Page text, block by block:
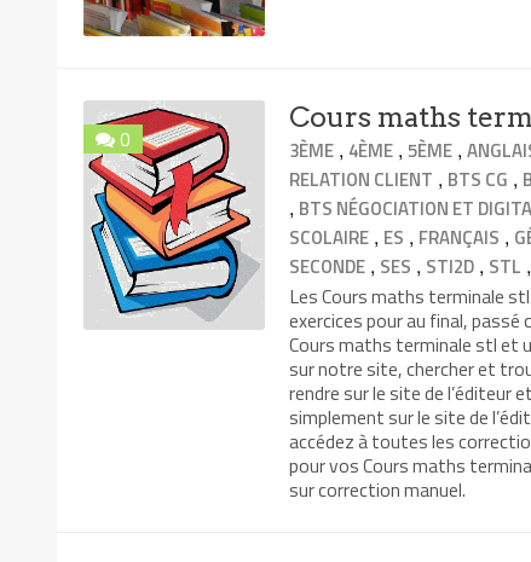
0
Cours maths
3ÈME , 4ÈME ,5ÈME ,
RELATION CLIENT , BTS CG ,
, BTS NÉGOCIATION ET
SCOLAIRE , ES , FRANÇAIS ,
SECONDE , SES , STI2D , STL ,
Les Cours maths terminale
exercices pour au final, passé
Cours maths terminale stl et
sur notre site, chercher et
rendre sur le site de l’éditeur
simplement sur le site de
accédez à toutes les
pour vos Cours maths
sur correction manuel.